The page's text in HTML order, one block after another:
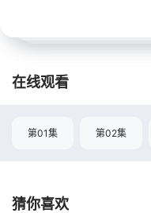
在线观看
第01集 第02集
猜你喜欢